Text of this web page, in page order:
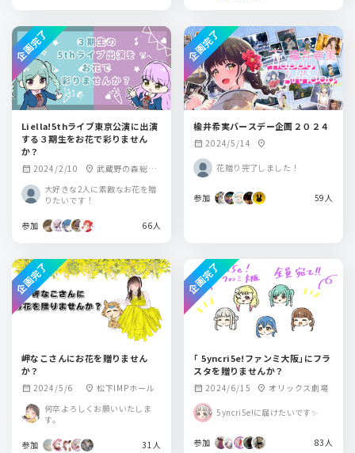
Liella!5thライブ東京公演に出演
する３期生をお花で彩りません
か？
calendar_month 2024/2/10 location_on 武蔵野の森総合
インアリーナ
大好きな2人に素敵なお花を贈
りたいです！
参加 66人
企画完了
楡井希実バースデー企画２０２４
calendar_month 2024/5/14 location_on
花贈り完了しました！
参加 59人
企画完了
岬なこさんにお花を贈りません
か？
calendar_month 2024/5/6 location_on 松下IMPホール
何卒よろしくお願いいたしま
す。
参加 31人
企画完了
｢ 5yncri5e!ファンミ大阪｣にフラ
スタを贈りませんか？
calendar_month 2024/6/15 location_on オリックス劇場
5yncri5e!に届けたいです✨
参加 83人
企画完了